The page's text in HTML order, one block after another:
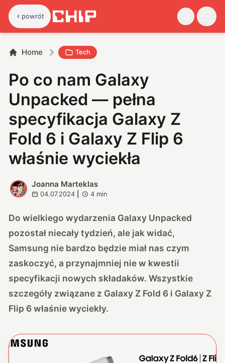
powrót
Home Tech
Po co nam Galaxy
Unpacked — pełna
specyfikacja Galaxy Z
Fold 6 i Galaxy Z Flip 6
właśnie wyciekła
J
Joanna Marteklas
04.07.2024 4 min
Do wielkiego wydarzenia Galaxy Unpacked
pozostał niecały tydzień, ale jak widać,
Samsung nie bardzo będzie miał nas czym
zaskoczyć, a przynajmniej nie w kwestii
specyfikacji nowych składaków. Wszystkie
szczegóły związane z Galaxy Z Fold 6 i Galaxy Z
Flip 6 właśnie wyciekły.